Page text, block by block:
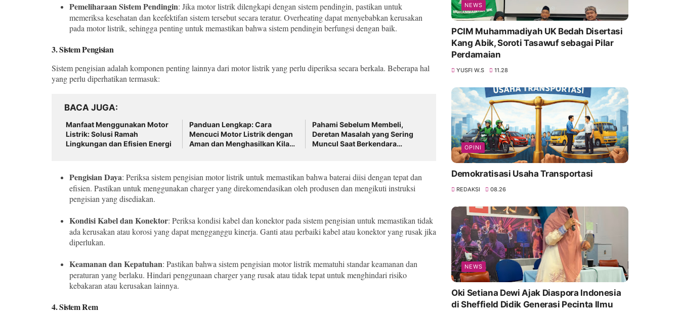
Pemeliharaan Sistem Pendingin: Jika motor listrik dilengkapi dengan sistem pendingin, pastikan untuk
memeriksa kesehatan dan keefektifan sistem tersebut secara teratur. Overheating dapat menyebabkan kerusakan
pada motor listrik, sehingga penting untuk memastikan bahwa sistem pendingin berfungsi dengan baik.
3.Sistem Pengisian
Sistem pengisian adalah komponen penting lainnya dari motor listrik yang perlu diperiksa secara berkala. Beberapa hal
yang perlu diperhatikan termasuk:
BACA JUGA
Manfaat Menggunakan Motor
Listrik: Solusi Ramah
Lingkungan dan Efisien Energi
Panduan Lengkap: Cara
Mencuci Motor Listrik dengan
Aman dan Menghasilkan Kilau
Pahami Sebelum Membeli,
Deretan Masalah yang Sering
Muncul Saat Berkendara
Pengisian Daya: Periksa sistem pengisian motor listrik untuk memastikan bahwa baterai diisi dengan tepat dan
efisien. Pastikan untuk menggunakan charger yang direkomendasikan oleh produsen dan mengikuti instruksi
pengisian yang disediakan.
Kondisi Kabel dan Konektor: Periksa kondisi kabel dan konektor pada sistem pengisian untuk memastikan tidak
ada kerusakan atau korosi yang dapat mengganggu kinerja. Ganti atau perbaiki kabel atau konektor yang rusak jika
diperlukan.
Keamanan dan Kepatuhan: Pastikan bahwa sistem pengisian motor listrik mematuhi standar keamanan dan
peraturan yang berlaku. Hindari penggunaan charger yang rusak atau tidak tepat untuk menghindari risiko
kebakaran atau kerusakan lainnya.
4.Sistem Rem
NEWS
PCIM Muhammadiyah UK Bedah Disertasi
Kang Abik, Soroti Tasawuf sebagai Pilar
Perdamaian
YUSFI W.S 11.28
OPINI
Demokratisasi Usaha Transportasi
REDAKSI 08.26
NEWS
Oki Setiana Dewi Ajak Diaspora Indonesia
di Sheffield Didik Generasi Pecinta Ilmu